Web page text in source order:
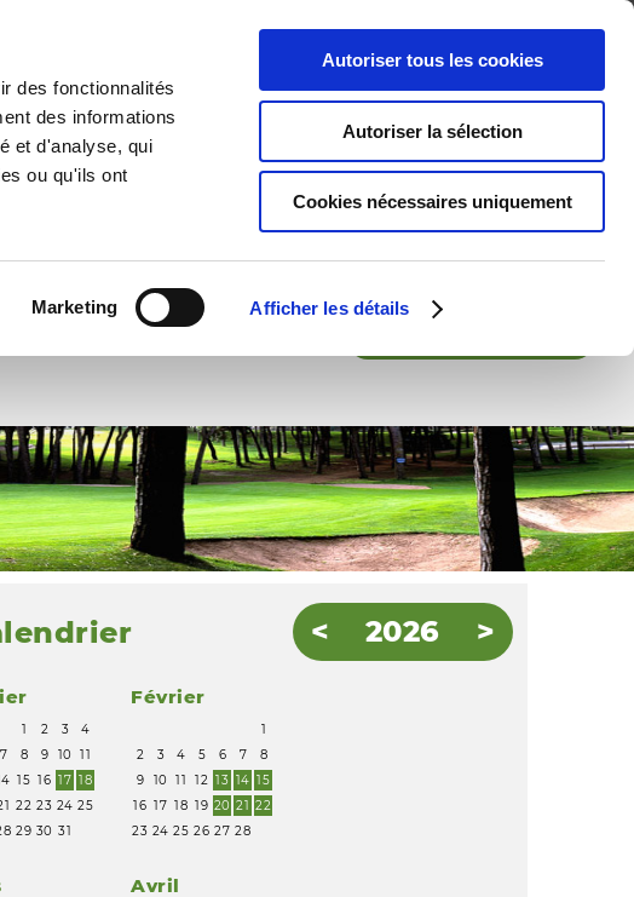
des fonctionnalités
des informations
et d'analyse, qui
ou qu'ils ont
Marketing Afficher les détails
Autoriser tous les cookies
Autoriser la sélection
Cookies nécessaires uniquement
OFFRES ENVIRONNEMENT SÉJOUR GOLF ACTIVITÉS
2026
1 2 3
4
7 8 9 10
11
15 16 17 18
22 23 24 25
29 30 31
Février
1
2
3 4 5 6 7
8
9
10 11 12 13 14 15
16 17 18 19 20 21 22
23 24 25 26 27 28
Avril